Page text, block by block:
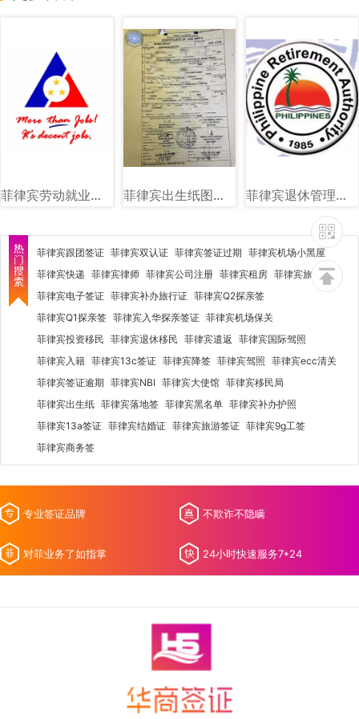
菲律宾劳动就业部（DOLE）图文讲解 菲律宾出生纸图片样式讲解 菲律宾退休管理局（PRA）图文详解
菲律宾跟团签证 菲律宾双认证 菲律宾签证过期 菲律宾机场小黑屋
菲律宾快递 菲律宾律师 菲律宾公司注册 菲律宾租房 菲律宾旅行社
菲律宾电子签证 菲律宾补办旅行证 菲律宾Q2探亲签
菲律宾Q1探亲签 菲律宾入华探亲签证 菲律宾机场保关
菲律宾投资移民 菲律宾退休移民 菲律宾遣返 菲律宾国际驾照
菲律宾入籍 菲律宾13c签证 菲律宾降签 菲律宾驾照 菲律宾ecc清关
菲律宾签证逾期 菲律宾NBI 菲律宾大使馆 菲律宾移民局
菲律宾出生纸 菲律宾落地签 菲律宾黑名单 菲律宾补办护照
菲律宾13a签证 菲律宾结婚证 菲律宾旅游签证 菲律宾9g工签
菲律宾商务签
专业签证品牌 不欺诈不隐瞒
对菲业务了如指掌 24小时快速服务7*24